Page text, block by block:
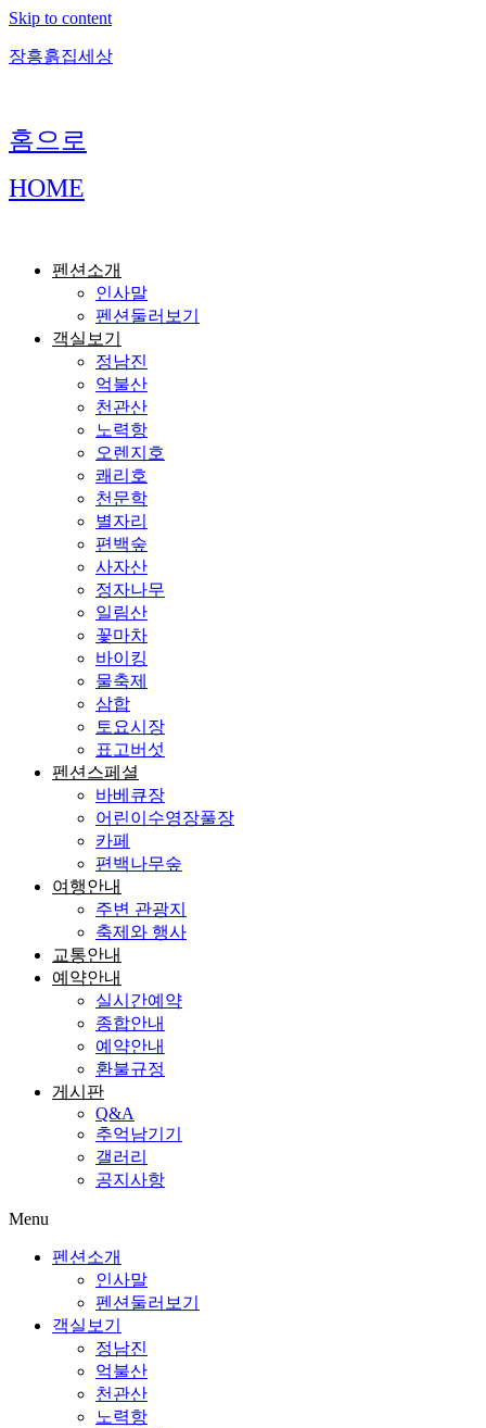
Skip to content
장흥흙집세상
홈으로
HOME
펜션소개
인사말
펜션둘러보기
객실보기
정남진
억불산
천관산
노력항
오렌지호
쾌리호
천문학
별자리
편백숲
사자산
정자나무
일림산
꽃마차
바이킹
물축제
삼합
토요시장
표고버섯
펜션스페셜
바베큐장
어린이수영장풀장
카페
편백나무숲
여행안내
주변 관광지
축제와 행사
교통안내
예약안내
실시간예약
종합안내
예약안내
환불규정
게시판
Q&A
추억남기기
갤러리
공지사항
Menu
펜션소개
인사말
펜션둘러보기
객실보기
정남진
억불산
천관산
노력항